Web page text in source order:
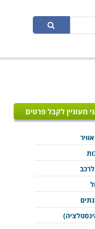
מעוניין לקבל פרטים